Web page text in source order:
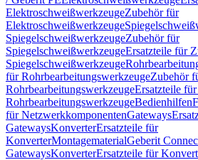
ElektroschweißwerkzeugeZubehör für
Elektroschweißwerkzeuge
SpiegelschweißwerkzeugeZubehör für
SpiegelschweißwerkzeugeErsatzteile für
Spiegelschweißwerkzeuge
für RohrbearbeitungswerkzeugeZubehör
RohrbearbeitungswerkzeugeErsatzteile
RohrbearbeitungswerkzeugeBedienhilfen
für NetzwerkkomponentenGateways
GatewaysKonverterErsatzteile für
KonverterMontagematerialGeberit
GatewaysKonverterErsatzteile für